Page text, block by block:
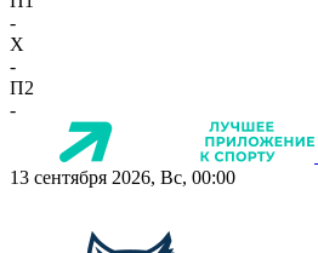
-
X
-
П2
-
13 сентября 2026, Вс, 00:00